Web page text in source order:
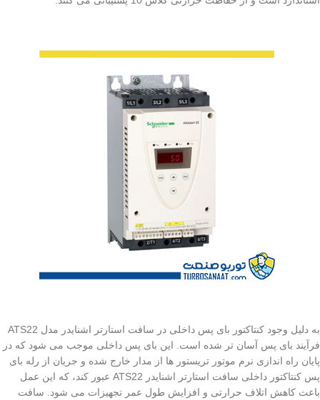
به دلیل وجود کنتاکتور بای پس داخلی در سافت استارتر اشنایدر مدل ATS22
فرآیند بای پس آسان تر شده است. این بای پس داخلی موجب می شود که در
پایان راه اندازی نرم موتور تریستور ها از مدار خارج شده و جریان از رله بای
پس کنتاکتور داخلی سافت استارتر اشنایدر ATS22 عبور کند، که این عمل
باعث کاهش اتلاف حرارتی و افزایش طول عمر تجهیزات می شود. سافت